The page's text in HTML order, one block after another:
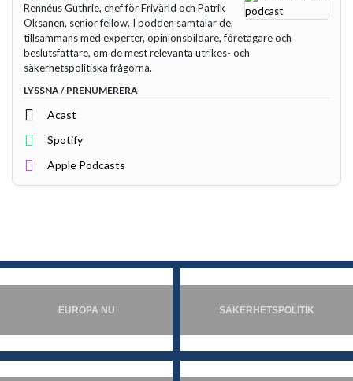
Rennéus Guthrie, chef för Frivärld och Patrik
Oksanen, senior fellow. I podden samtalar de,
tillsammans med experter, opinionsbildare, företagare och
beslutsfattare, om de mest relevanta utrikes- och
säkerhetspolitiska frågorna.
LYSSNA / PRENUMERERA
Acast
Spotify
Apple Podcasts
EUROPA NU SÄKERHETSPOLITIK